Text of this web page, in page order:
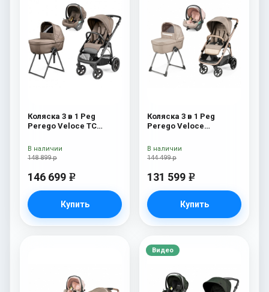
Коляска 3 в 1 Peg
Perego Veloce TC
Bark New
148 899 р
146 699 e
Купить
В наличии
Коляска 3 в 1 Peg
Perego Veloce
Amour
144 499 р
131 599 e
Купить
В наличии
Видео